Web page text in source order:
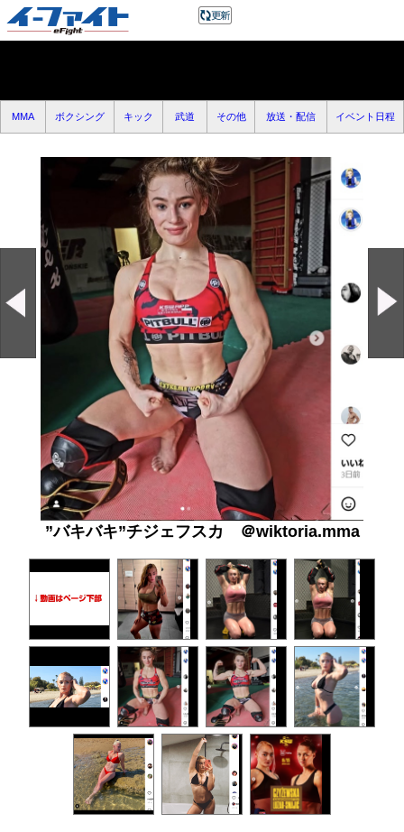
MMA ボクシング キック 武道 その他 放送・配信 イベント日程
”バキバキ”チジェフスカ ＠wiktoria.mma